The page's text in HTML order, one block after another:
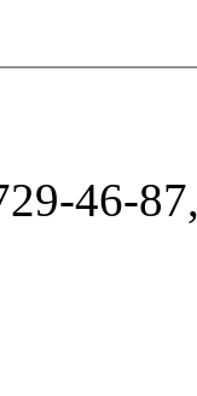
46-